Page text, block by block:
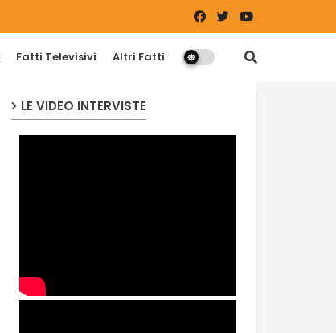
Fatti Televisivi Altri Fatti
LE VIDEO INTERVISTE